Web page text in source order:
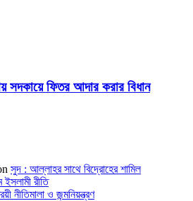
সদকায়ে ফিতর আদার করার বিধান
সুদ : আল্লাহর সাথে বিদ্রোহের শামিল
ইসলামী রীতি
নীতিমালা ও জন্মনিয়ন্ত্রণ